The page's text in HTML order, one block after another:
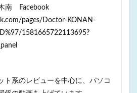
南 Facebook
pages/Doctor-KONAN-
1581665722113695?
ト系のレビューを中心に、パソコ